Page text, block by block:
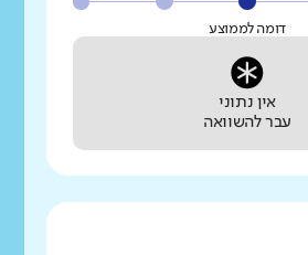
דומה לממוצע
אין נתוני
עבר להשוואה